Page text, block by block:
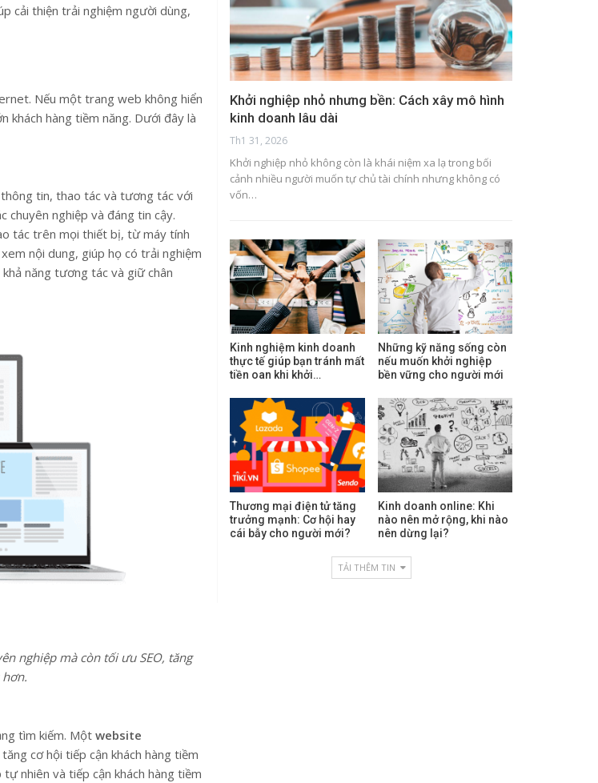
cải thiện trải nghiệm người dùng,
Nếu một trang web không hiển
hàng tiềm năng. Dưới đây là
tin, thao tác và tương tác với
chuyên nghiệp và đáng tin cậy.
tác trên mọi thiết bị, từ máy tính
nội dung, giúp họ có trải nghiệm
năng tương tác và giữ chân
nghiệp mà còn tối ưu SEO, tăng
tìm kiếm. Một website
cơ hội tiếp cận khách hàng tiềm
nhiên và tiếp cận khách hàng tiềm
Khởi nghiệp nhỏ nhưng bền: Cách xây mô hình
kinh doanh lâu dài
Th1 31, 2026
Khởi nghiệp nhỏ không còn là khái niệm xa lạ trong bối
cảnh nhiều người muốn tự chủ tài chính nhưng không có
vốn…
Kinh nghiệm kinh doanh
thực tế giúp bạn tránh mất
tiền oan khi khởi…
Những kỹ năng sống còn
nếu muốn khởi nghiệp
bền vững cho người mới
Thương mại điện tử tăng
trưởng mạnh: Cơ hội hay
cái bẫy cho người mới?
Kinh doanh online: Khi
nào nên mở rộng, khi nào
nên dừng lại?
TẢI THÊM TIN